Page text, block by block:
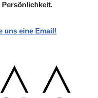
Persönlichkeit.
uns eine Email!